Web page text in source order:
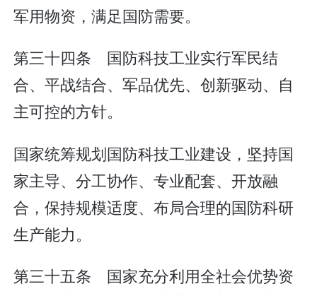
军用物资，满足国防需要。
第三十四条 国防科技工业实行军民结
合、平战结合、军品优先、创新驱动、自
主可控的方针。
国家统筹规划国防科技工业建设，坚持国
家主导、分工协作、专业配套、开放融
合，保持规模适度、布局合理的国防科研
生产能力。
第三十五条 国家充分利用全社会优势资